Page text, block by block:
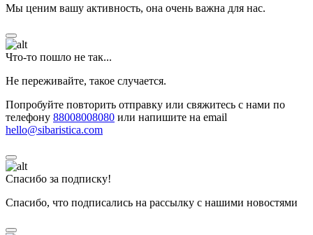
Мы ценим вашу активность, она очень важна для нас.
Что-то пошло не так...
Не переживайте, такое случается.
Попробуйте повторить отправку или свяжитесь с нами по
телефону 88008008080 или напишите на email
hello@sibaristica.com
Спасибо за подписку!
Спасибо, что подписались на рассылку с нашими новостями